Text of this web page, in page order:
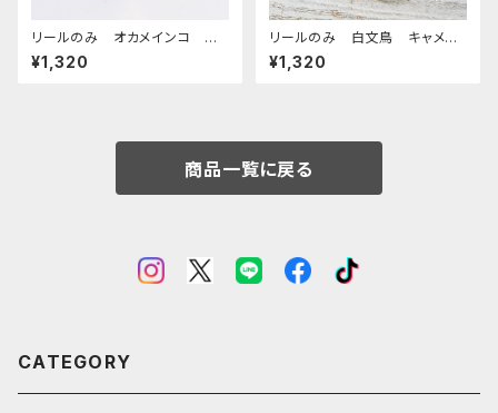
リールのみ オカメインコ モノ
トーン ブラウン おかめいん
こ
¥1,320
リールのみ 白文鳥 キャメ
ル 文鳥 ぶんちょう ブンチョ
ウ
¥1,320
商品一覧に戻る
CATEGORY